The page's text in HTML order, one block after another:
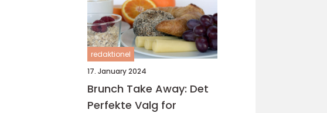
redaktionel
17. January 2024
Brunch Take Away: Det
Perfekte Valg for